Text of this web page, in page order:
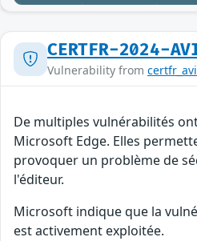
CERTFR-2024-
Vulnerability from
De multiples vulnérabilités
Microsoft Edge. Elles
provoquer un problème de
l'éditeur.
Microsoft indique que la
est activement exploitée.